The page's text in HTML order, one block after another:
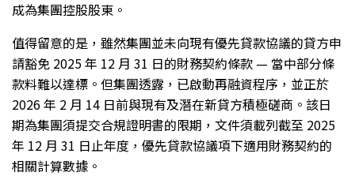
成為集團控股股東。
值得留意的是，雖然集團並未向現有優先貸款協議的貸方申
請豁免 2025 年 12 月 31 日的財務契約條款 — 當中部分條
款料難以達標。但集團透露，已啟動再融資程序，並正於
2026 年 2 月 14 日前與現有及潛在新貸方積極磋商。該日
期為集團須提交合規證明書的限期，文件須載列截至 2025
年 12 月 31 日止年度，優先貸款協議項下適用財務契約的
相關計算數據。